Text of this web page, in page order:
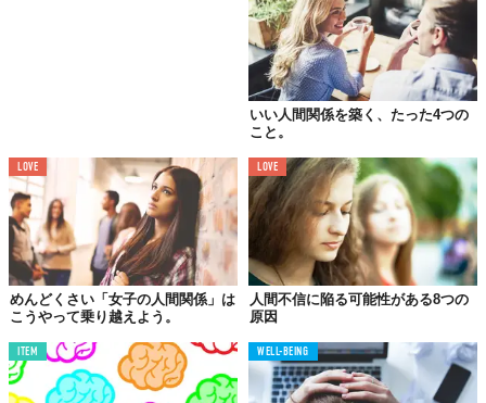
いい人間関係を築く、たった4つの
こと。
LOVE
めんどくさい「女子の人間関係」は
こうやって乗り越えよう。
LOVE
人間不信に陥る可能性がある8つの
原因
ITEM WELL-BEING